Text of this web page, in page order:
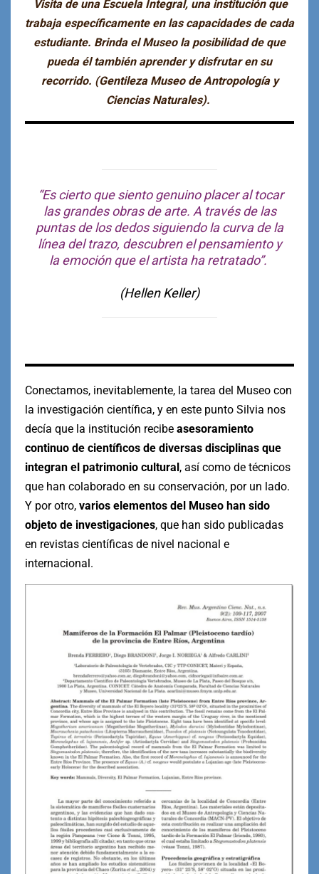
Visita de una Escuela Integral, una institución que
trabaja específicamente en las capacidades de cada
estudiante. Brinda el Museo la posibilidad de que
pueda él también aprender y disfrutar en su
recorrido. (Gentileza Museo de Antropología y
Ciencias Naturales).
“Es cierto que siento genuino placer al tocar
las grandes obras de arte. A través de las
puntas de los dedos siguiendo la curva de la
línea del trazo, descubren el pensamiento y
la emoción que el artista ha retratado”.
(Hellen Keller)
Conectamos, inevitablemente, la tarea del Museo con
la investigación científica, y en este punto Silvia nos
decía que la institución recibe asesoramiento
continuo de científicos de diversas disciplinas que
integran el patrimonio cultural, así como de técnicos
que han colaborado en su conservación, por un lado.
Y por otro, varios elementos del Museo han sido
objeto de investigaciones, que han sido publicadas
en revistas científicas de nivel nacional e
internacional.